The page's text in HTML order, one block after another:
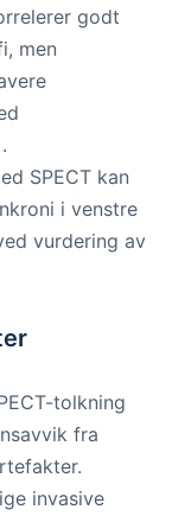
godt
men
.
SPECT kan
i venstre
vurdering av
tolkning
fra
invasive